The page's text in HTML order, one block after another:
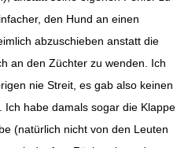
den Hund an einen
abzuschieben anstatt die
an den Züchter zu wenden. Ich
nie Streit, es gab also keinen
habe damals sogar die Klappe
(natürlich nicht von den Leuten